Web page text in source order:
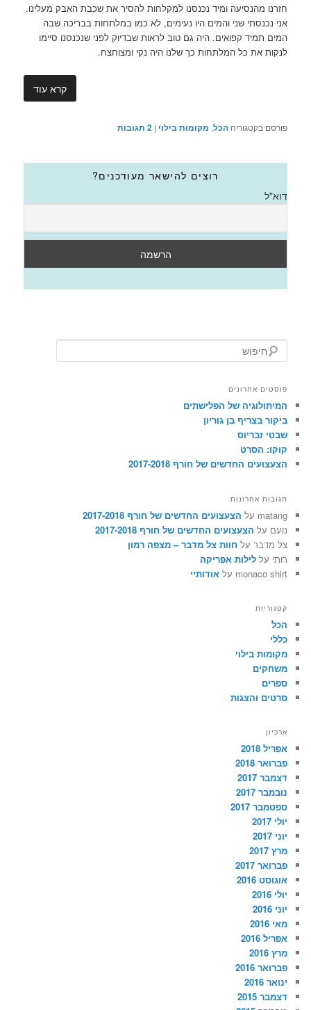
חזרנו מהנסיעה ומיד נכנסנו למקלחות להסיר את שכבת האבק מעלינו.
אני נכנסתי שני והמים היו נעימים, לא כמו במלתחות בבריכה שבה
המים תמיד קפואים. היה גם טוב לראות שבדיוק לפני שנכנסנו סיימו
לנקות את כל המלתחות כך שלנו היה נקי ומצוחצח.
קרא עוד
פורסם בקטגוריה הכל, מקומות בילוי |
2 תגובות
רוצים להישאר מעודכנים?
דוא"ל
י
ופוסטים אחרונים
המיתולוגיה של הפלישתים
ביקור בצריף בן גוריון
שבטי זבריוס
קוקו: הסרט
הצעצועים החדשים של חורף 2017-2018
תגובות אחרונות
matang על הצעצועים החדשים של חורף 2017-2018
נועם על הצעצועים החדשים של חורף 2017-2018
צל מדבר על חוות צל מדבר – מצפה רמון
רותי עללילות אפריקה
monaco shirt עלאודותיי
קטגוריות
הכל
כללי
מקומות בילוי
משחקים
ספרים
סרטים והצגות
ארכיון
אפריל 2018
פברואר 2018
דצמבר 2017
נובמבר 2017
ספטמבר 2017
יולי 2017
יוני 2017
מרץ 2017
פברואר 2017
אוגוסט 2016
יולי 2016
יוני 2016
מאי 2016
אפריל 2016
מרץ 2016
פברואר 2016
ינואר 2016
דצמבר 2015